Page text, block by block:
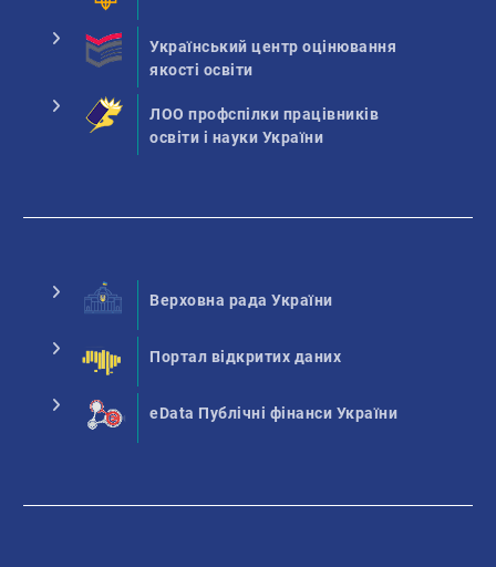
Український центр оцінювання
якості освіти
ЛОО профспілки працівників
освіти і науки України
Верховна рада України
Портал відкритих даних
eData Публічні фінанси України